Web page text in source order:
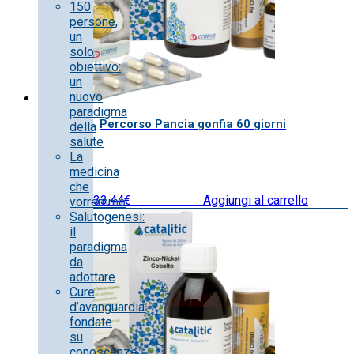
150
persone,
un
solo
obiettivo:
un
nuovo
paradigma
della
salute
La
medicina
che
vorremmo
Salutogenesi:
il
paradigma
da
adottare
Cure
d’avanguardia
fondate
su
Percorso Pancia gonfia 60 giorni
166.80€ Il
prezzo
era:
133.44€
prezzo
attuale
133.44€.
Aggiungi al carrello